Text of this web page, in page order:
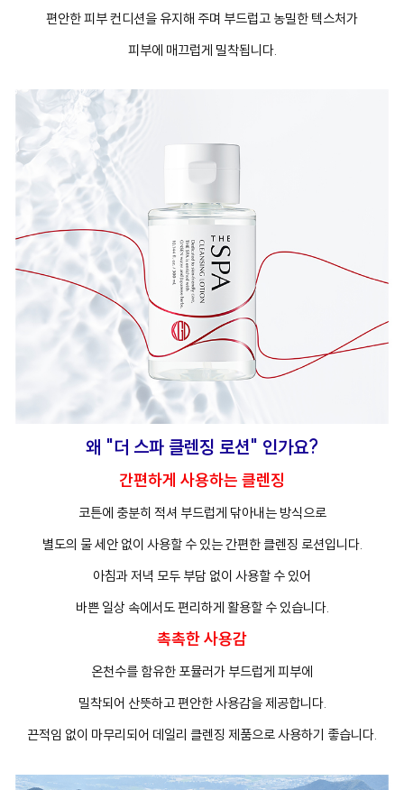
편안한 피부 컨디션을 유지해 주며 부드럽고 농밀한 텍스처가
피부에 매끄럽게 밀착됩니다.
왜 "더 스파 클렌징 로션" 인가요?
간편하게 사용하는 클렌징
코튼에 충분히 적셔 부드럽게 닦아내는 방식으로
별도의 물 세안 없이 사용할 수 있는 간편한 클렌징 로션입니다.
아침과 저녁 모두 부담 없이 사용할 수 있어
바쁜 일상 속에서도 편리하게 활용할 수 있습니다.
촉촉한 사용감
온천수를 함유한 포뮬러가 부드럽게 피부에
밀착되어 산뜻하고 편안한 사용감을 제공합니다.
끈적임 없이 마무리되어 데일리 클렌징 제품으로 사용하기 좋습니다.